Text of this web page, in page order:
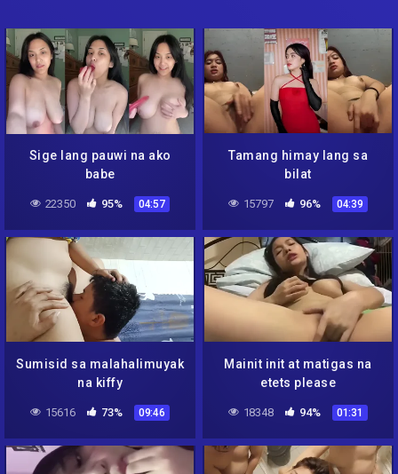
Sige lang pauwi na ako
babe
22350 95% 04:57
Tamang himay lang sa
bilat
15797 96% 04:39
Sumisid sa malahalimuyak
na kiffy
15616 73% 09:46
Mainit init at matigas na
etets please
18348 94% 01:31